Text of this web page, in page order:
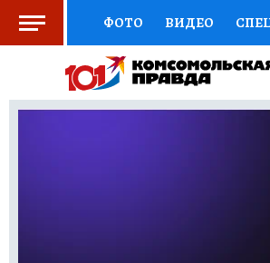
ФОТО ВИДЕО
ЗДОРОВЬЕ
ВЫБОР ЭКСПЕРТОВ